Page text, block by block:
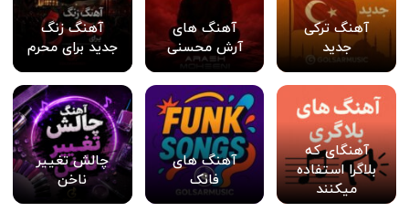
آهنگ ترکی
جدید
آهنگ های
آرش محسنی
آهنگ زنگ
جدید برای محرم
آهنگای که
بلاگرا استفاده
میکنند
آهنگ های
فانک
چالش تغییر
ناخن